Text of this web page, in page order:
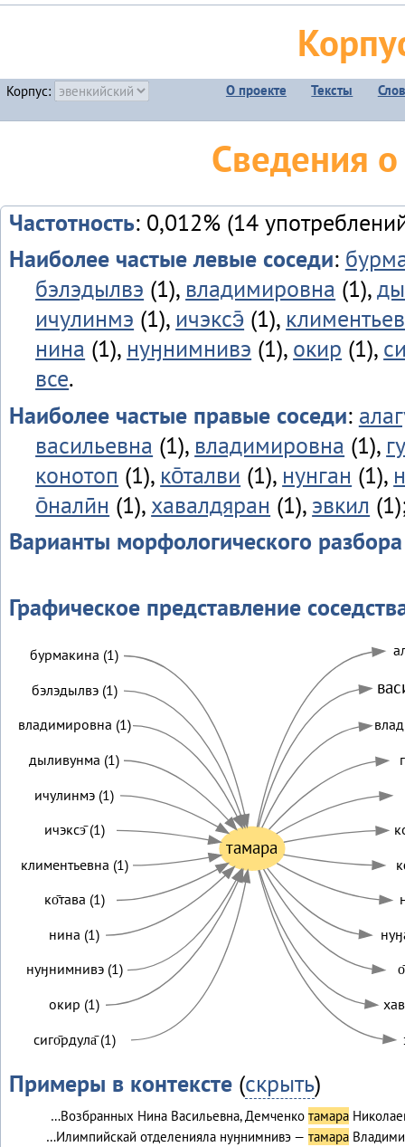
Корпус: О проекте Тексты
Сведения
Частотность: 0,012% (14
Наиболее частые левые соседи:
бэлэдылвэ (1), владимировна (1),
ичулинмэ (1), ичэксэ̄ (1),
нина (1), нуӈнимнивэ (1), окир (1),
все.
Наиболее частые правые соседи:
васильевна (1), владимировна (1),
конотоп (1), ко̄талви (1), нунган (1),
о̄налӣн (1), хавалдяран (1), эвкил
Варианты морфологического разбора
Графическое представление
тамара
бурмакина (1)
бэлэдылвэ (1)
владимировна (1)
дыливунма (1)
ичулинмэ (1)
ичэксэ̄ (1)
климентьевна (1)
ко̄тава (1)
нина (1)
нуӈнимнивэ (1)
окир (1)
сиго̄рдула̄ (1)
Примеры в контексте(скрыть)
…Возбранных Нина Васильевна, Демченко тамара
…Илимпийскай отделенияла нуӈнимнивэ — тамара